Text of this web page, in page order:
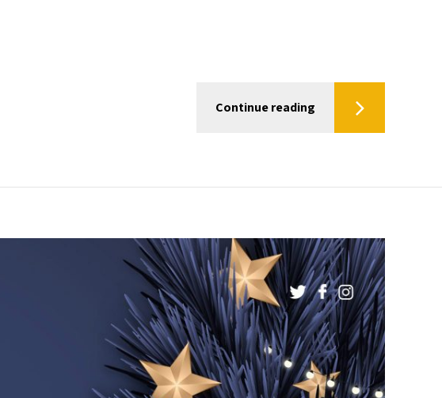
Continue reading